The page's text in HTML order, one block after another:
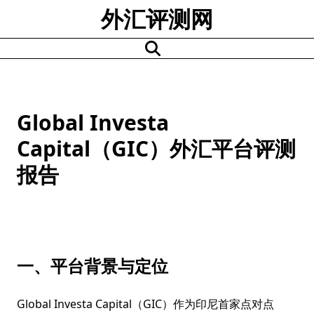
content
外汇评测网
Global Investa
Capital（GIC）外汇平台评测
报告
一、平台背景与定位
Global Investa Capital（GIC）作为印尼首家点对点